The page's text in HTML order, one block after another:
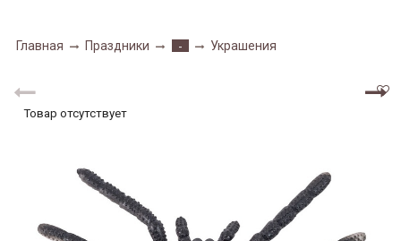
Главная Праздники - Украшения
Товар отсутствует